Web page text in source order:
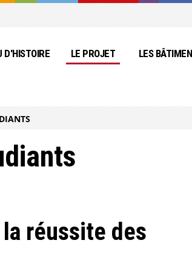
D'HISTOIRE LE PROJET LES
réussite des